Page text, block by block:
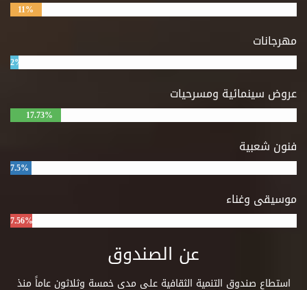
11%
مهرجانات
2%
عروض سينمائية ومسرحيات
17.73%
فنون شعبية
7.5%
موسيقى وغناء
7.56%
عن الصندوق
استطاع صندوق التنمية الثقافية على مدى خمسة وثلاثون عاماً منذ